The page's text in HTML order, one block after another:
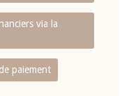
via la
paiement